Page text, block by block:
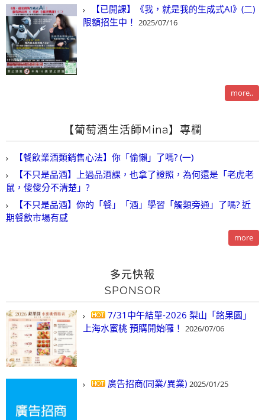
【已開課】《我，就是我的生成式AI》(二)
限額招生中！ 2025/07/16
more..
【葡萄酒生活師Mina】專欄
【餐飲業酒類銷售心法】你「偷懶」了嗎? (一)
【不只是品酒】上過品酒課，也拿了證照，為何還是「老虎老
鼠，傻傻分不清楚」?
【不只是品酒】你的「餐」「酒」學習「觸類旁通」了嗎? 近
期餐飲市場有感
more
多元快報
SPONSOR
7/31中午結單-2026 梨山「銘果園」
上海水蜜桃 預購開始囉！ 2026/07/06
廣告招商(同業/異業) 2025/01/25